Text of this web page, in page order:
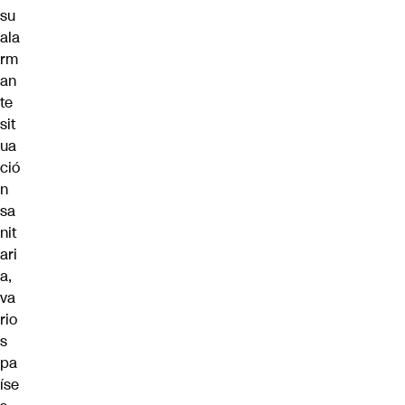
su
ala
rm
an
te
sit
ua
ció
n
sa
nit
ari
a,
va
rio
s
pa
íse